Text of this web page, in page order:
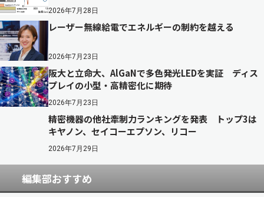
2026年7月28日
レーザー無線給電でエネルギーの制約を越える
2026年7月23日
阪大と立命大、AlGaNで多色発光LEDを実証 ディス
プレイの小型・高精密化に期待
2026年7月23日
精密機器の他社牽制力ランキングを発表 トップ3は
キヤノン、セイコーエプソン、リコー
2026年7月29日
編集部おすすめ